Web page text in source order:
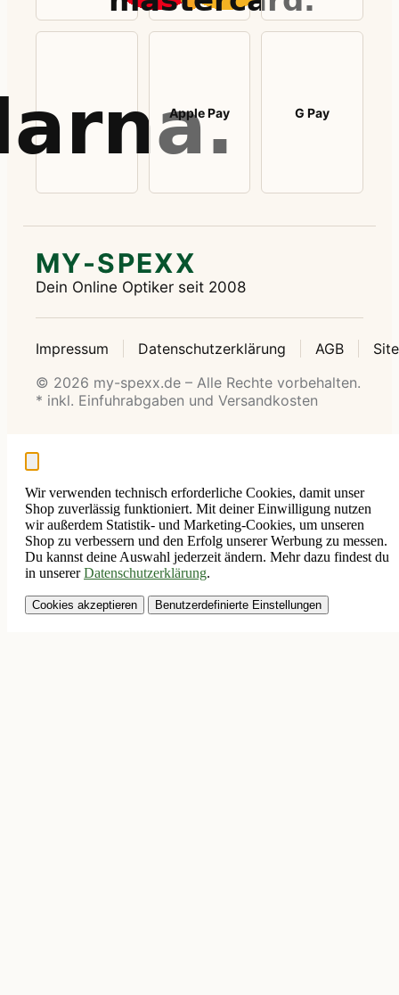
Apple Pay G Pay
MY-SPEXX
Dein Online Optiker seit 2008
Impressum Datenschutzerklärung AGB
© 2026 my-spexx.de – Alle Rechte vorbehalten.
* inkl. Einfuhrabgaben und Versandkosten
Wir verwenden technisch erforderliche Cookies, damit unser
Shop zuverlässig funktioniert. Mit deiner Einwilligung nutzen
wir außerdem Statistik- und Marketing-Cookies, um unseren
Shop zu verbessern und den Erfolg unserer Werbung zu messen.
Du kannst deine Auswahl jederzeit ändern. Mehr dazu findest du
in unsererDatenschutzerklärung.
Cookies akzeptieren Benutzerdefinierte Einstellungen